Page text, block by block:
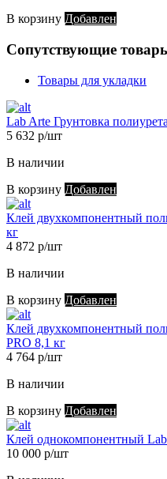
В корзину Добавлен
Сопутствующие
Товары для укладки
Lab Arte Грунтовка
5 632 р/шт
В наличии
В корзину Добавлен
Клей двухкомпонентный
кг
4 872 р/шт
В наличии
В корзину Добавлен
Клей двухкомпонентный
PRO 8,1 кг
4 764 р/шт
В наличии
В корзину Добавлен
Клей однокомпонентный
10 000 р/шт